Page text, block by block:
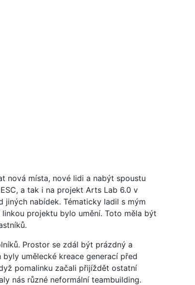
nová místa, nové lidi a nabýt spoustu
a tak i na projekt Arts Lab 6.0 v
jiných nabídek. Tématicky ladil s mým
projektu bylo umění. Toto měla být
Prostor se zdál být prázdný a
umělecké kreace generací před
pomalinku začali přijíždět ostatní
nás různé neformální teambuilding.